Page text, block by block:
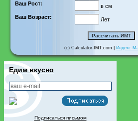
Ваш Рост:
в см
Ваш Возраст:
Лет
(c) Calculator-IMT.com | Индекс
Едим вкусно
Подписаться письмом